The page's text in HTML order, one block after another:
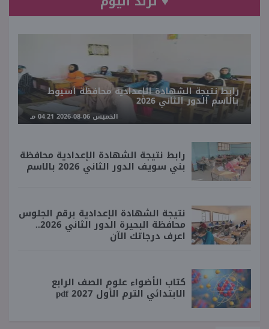
رابط نتيجة الشهادة الإعدادية محافظة أسيوط
بالاسم الدور الثاني 2026
الخميس 06-08-2026 04:21 مـ
رابط نتيجة الشهادة الإعدادية محافظة
بني سويف الدور الثاني 2026 بالاسم
نتيجة الشهادة الإعدادية برقم الجلوس
محافظة البحيرة الدور الثاني 2026..
اعرف درجاتك الآن
كتاب الأضواء علوم الصف الرابع
الابتدائي الترم الأول 2027 pdf